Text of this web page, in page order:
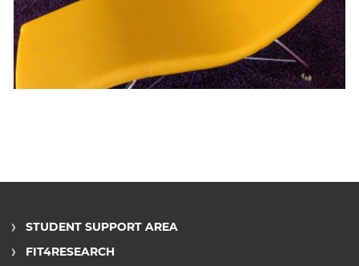
STUDENT SUPPORT AREA
FIT4RESEARCH